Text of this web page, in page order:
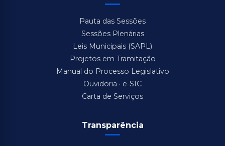
Pauta das Sessões
Sessões Plenárias
Leis Municipais (SAPL)
Projetos em Tramitação
Manual do Processo Legislativo
Ouvidoria · e-SIC
Carta de Serviços
Transparência